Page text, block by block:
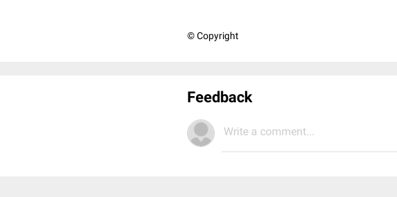
© Copyright
Feedback
Write a comment...